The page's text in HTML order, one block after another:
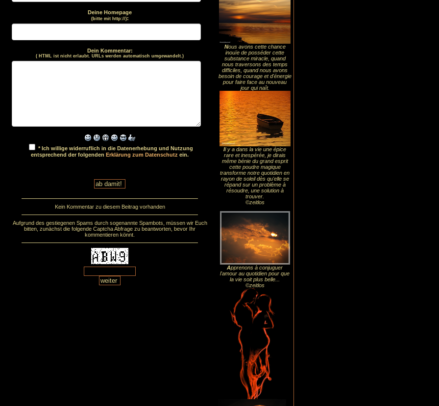
Deine Homepage
(bitte mit http://):
Dein Kommentar:
( HTML ist nicht erlaubt. URLs werden automatisch umgewandelt.)
* Ich willige widerruflich in die Datenerhebung und Nutzung
entsprechend der folgenden Erklärung zum Datenschutz ein.
Kein Kommentar zu diesem Beitrag vorhanden
Aufgrund des gestiegenen Spams durch sogenannte Spambots, müssen wir Euch
bitten, zunächst die folgende Captcha Abfrage zu beantworten, bevor Ihr
kommentieren könnt.
Nous avons cette chance
inouïe de posséder cette
substance miracle, quand
nous traversons des temps
difficiles, quand nous avons
besoin de courage et d'énergie
pour faire face au nouveau
jour qui naît.
Il y a dans la vie une épice
rare et inespérée, je dirais
même bénie du grand esprit
cette poudre magique
transforme notre quotidien en
rayon de soleil dès qu'elle se
répand sur un problème à
résoudre, une solution à
trouver.
©zeitlos
Apprenons à conjuguer
l'amour au quotidien pour que
la vie soit plus belle...
©zeitlos